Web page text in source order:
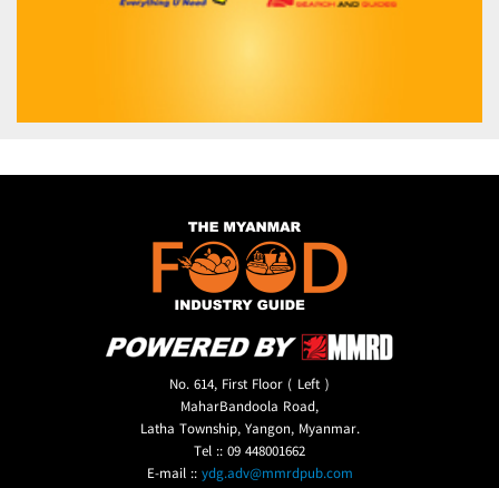
No. 614, First Floor ( Left )
MaharBandoola Road,
Latha Township, Yangon, Myanmar.
Tel :: 09 448001662
E-mail ::ydg.adv@mmrdpub.com